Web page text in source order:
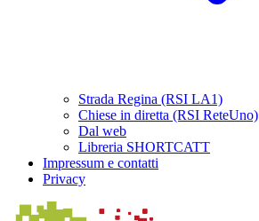
Strada Regina (RSI LA1)
Chiese in diretta (RSI ReteUno)
Dal web
Libreria SHORTCATT
Impressum e contatti
Privacy